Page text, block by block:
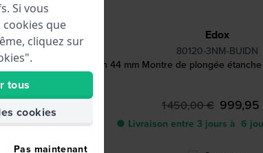
Edox
80120-3NM-BUIDN
Skydiver Neptunian 44 mm Montre de plongée
1 450,00 €
● Livraison entre 3 jours à 6
Si vous
que
cliquez sur
tous
cookies
Pas maintenant